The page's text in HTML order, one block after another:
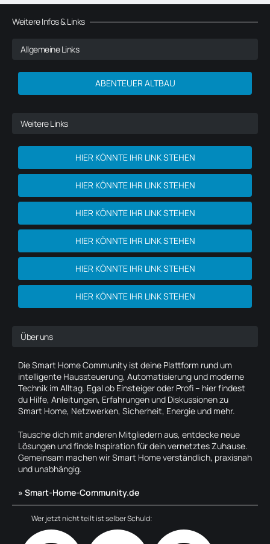
Weitere Infos & Links
Allgemeine Links
ABENTEUER ALTBAU
Weitere Links
HIER KÖNNTE IHR LINK STEHEN
HIER KÖNNTE IHR LINK STEHEN
HIER KÖNNTE IHR LINK STEHEN
HIER KÖNNTE IHR LINK STEHEN
HIER KÖNNTE IHR LINK STEHEN
HIER KÖNNTE IHR LINK STEHEN
Über uns
Die Smart Home Community ist deine Plattform rund um
intelligente Haussteuerung, Automatisierung und moderne
Technik im Alltag. Egal ob Einsteiger oder Profi – hier findest
du Hilfe, Anleitungen, Erfahrungen und Diskussionen zu
Smart Home, Netzwerken, Sicherheit, Energie und mehr.
Tausche dich mit anderen Mitgliedern aus, entdecke neue
Lösungen und finde Inspiration für dein vernetztes Zuhause.
Gemeinsam machen wir Smart Home verständlich, praxisnah
und unabhängig.
» Smart-Home-Community.de
Wer jetzt nicht teilt ist selber Schuld: